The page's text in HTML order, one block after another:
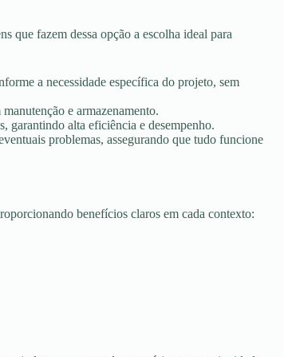
que fazem dessa opção a escolha ideal para
a necessidade específica do projeto, sem
e armazenamento.
garantindo alta eficiência e desempenho.
problemas, assegurando que tudo funcione
benefícios claros em cada contexto: